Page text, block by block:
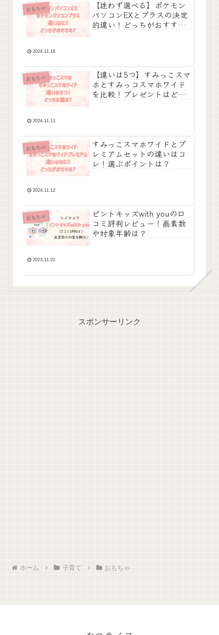
おもちゃ
【迷わず選べる】ポケモン
パソコンEXとプラスの決定
的違い！どっちがおすす
2024.11.18
おもちゃ
【違いは5つ】すみっこスマ
ホとすみっコスマホワイド
を比較！プレゼントはどっ
2024.11.13
おもちゃ
すみっこスマホワイドとプ
レミアムセットの違いはコ
レ！選ぶポイントは？
2024.11.12
おもちゃ
ピントキッズwith youの口
コミ評判レビュー！画素数
や対象年齢は？
2023.11.22
スポンサーリンク
ホーム 子育て おもちゃ